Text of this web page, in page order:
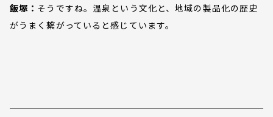
飯塚： そうですね。温泉という文化と、地域の製品化の歴史
がうまく繋がっていると感じています。